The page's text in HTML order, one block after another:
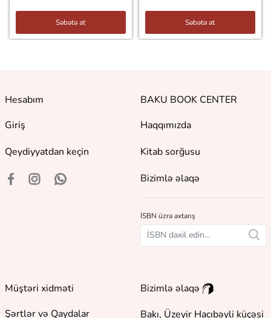
Səbətə at Səbətə at
Hesabım
Giriş
Qeydiyyatdan keçin
BAKU BOOK CENTER
Haqqımızda
Kitab sorğusu
Bizimlə əlaqə
İSBN üzrə axtarış
Müştəri xidməti
Şərtlər və Qaydalar
Bizimlə əlaqə
Bakı, Üzeyir Hacıbəyli küçəsi